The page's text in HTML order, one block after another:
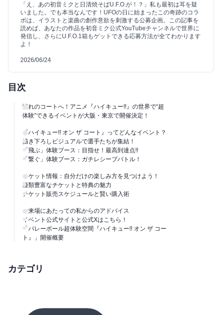
「え、あの初音ミクと日清焼そばU.F.O.が！？」私も最初は耳を疑
いました。でも本当なんです！UFOの日に始まったこの奇跡のコラ
ボは、イラストと楽曲の創作意欲を刺激する公募企画。この記事を
読めば、あなたの作品を初音ミク公式YouTubeチャンネルで世界に
発信し、さらにU.F.O.1箱もゲットできる応募方法が全てわかります
よ！
2026/06/24
目次
憧れのコートへ！アニメ『ハイキュー!!』の世界で“超
体験”できるイベントが大阪・東京で開催決定！
『ハイキュー!! オン ザ コート』ってどんなイベント？
描き下ろしビジュアルで選手たちが集結！
「飛ぶ」体験ブース：目指せ！最高到達点!!
「繋ぐ」体験ブース：ガチレシーブバトル！
チケット情報：自分だけの楽しみ方を見つけよう！
種類豊富なチケットと特典の魅力
チケット販売スケジュールと賢い購入術
ご来場にあたっての私からのアドバイス
イベント公式サイトと公式Xはこちら！
「バレーボール超体験空間『ハイキュー!! オン ザ コー
ト』」開催概要
カテゴリ